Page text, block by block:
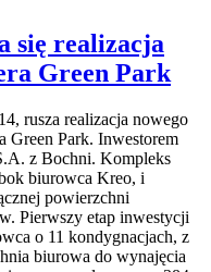
się realizacja
Green Park
rusza realizacja nowego
Green Park. Inwestorem
z Bochni. Kompleks
biurowca Kreo, i
powierzchni
Pierwszy etap inwestycji
o 11 kondygnacjach, z
biurowa do wynajęcia